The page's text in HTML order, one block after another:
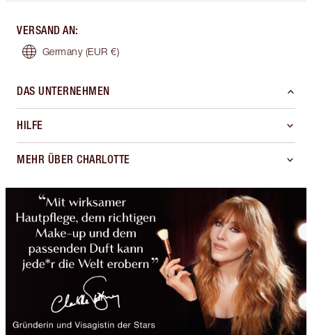
VERSAND AN:
Germany (EUR €)
DAS UNTERNEHMEN
HILFE
MEHR ÜBER CHARLOTTE